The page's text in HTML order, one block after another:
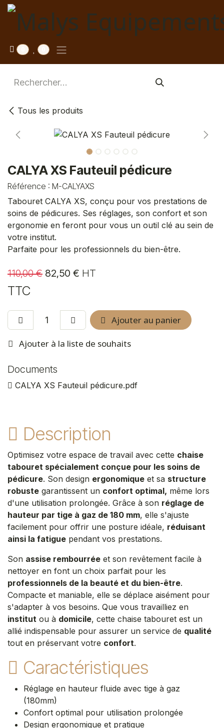
Se rendre au contenu
Tous les produits
CALYA XS Fauteuil pédicure
Référence : M-CALYAXS
Tabouret CALYA XS, conçu pour vos prestations de
soins de pédicures. Ses réglages, son confort et son
ergonomie en feront pour vous un outil clé au sein de
votre institut.
Parfaite pour les professionnels du bien-être.
110,00€ 82,50 € HT
TTC
Ajouter au panier
Ajouter à la liste de souhaits
Documents
CALYA XS Fauteuil pédicure.pdf
Description
Optimisez votre espace de travail avec cette chaise
tabouret spécialement conçue pour les soins de
pédicure. Son design ergonomique et sa structure
robuste garantissent un confort optimal, même lors
d'une utilisation prolongée. Grâce à son réglage de
hauteur par tige à gaz de 180 mm, elle s'ajuste
facilement pour offrir une posture idéale, réduisant
ainsi la fatigue pendant vos prestations.
Son assise rembourrée et son revêtement facile à
nettoyer en font un choix parfait pour les
professionnels de la beauté et du bien-être.
Compacte et maniable, elle se déplace aisément pour
s'adapter à vos besoins. Que vous travailliez en
institut ou à domicile, cette chaise tabouret est un
allié indispensable pour assurer un service de qualité
tout en préservant votre confort.​
Caractéristiques
Réglage en hauteur fluide avec tige à gaz
(180mm)
Confort optimal pour utilisation prolongée
Design ergonomique et pratique